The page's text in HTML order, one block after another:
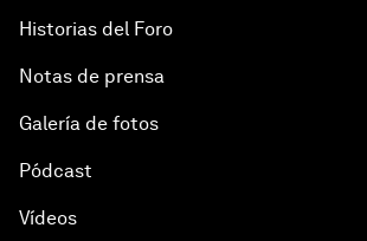
Historias del Foro
Notas de prensa
Galería de fotos
Pódcast
Vídeos